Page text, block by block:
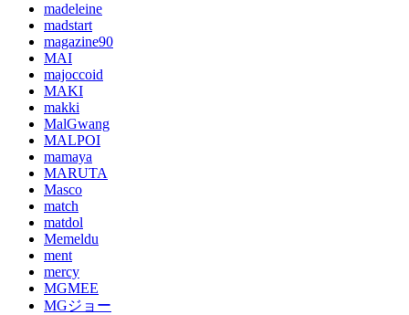
madeleine
madstart
magazine90
MAI
majoccoid
MAKI
makki
MalGwang
MALPOI
mamaya
MARUTA
Masco
match
matdol
Memeldu
ment
mercy
MGMEE
MGジョー